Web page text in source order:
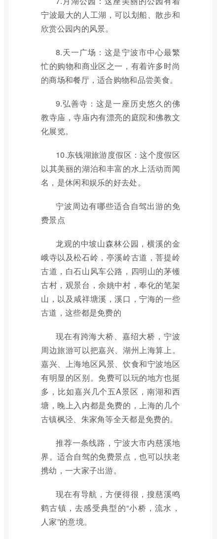
宁波最大的人工湖，可以划船、散步和
欣赏公园内的风景。
8.天一广场：这是宁波市中心最繁
忙的购物和商业区之一，有着许多时尚
的商场和餐厅，适合购物和品尝美食。
9.弘善寺：这是一座历史悠久的佛
教寺庙，寺庙内有漂亮的庭院和佛教文
化展览。
10.东钱湖旅游度假区：这个度假区
以其美丽的湖泊和丰富的水上活动而闻
名，是休闲和娱乐的好去处。
宁波周边有哪些适合自驾出游的免
费景点
龙观的中坡山森林公园，横溪的金
峨寺以及松石岭，亭溪岭古道，菩提岭
古道，白石山风车公路，四明山的茅镬
古村，观景台，余姚中村，奉化的笔架
山，以及咸祥塘溪，溪口，宁海的一些
古道，这些都是免费的
现在有跨海大桥、嘉绍大桥，宁波
周边旅游可以把嘉兴、湖州上海算上。
嘉兴、上海地区风景、饮食和宁波地区
有明显的区别。免费可以玩的地方也挺
多，比如嘉兴几个五A景区，南湖和西
塘，晚上入内都是免费的，上海的几个
古镇枫泾、朱家角等全天都是免费的。
推荐一条线路，宁波大市内慈溪地
界。适合自驾的免费景点，也可以扶老
携幼，一大家子出游。
现在有导航，方便得很，搜慈溪鸣
鹤古镇，去感受典型的“小桥，流水，
人家”的意境。